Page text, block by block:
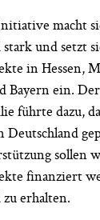
macht
und setzt
in Hessen,
Bayern ein.
führte dazu,
Deutschland
sollen
finanziert
erhalten.